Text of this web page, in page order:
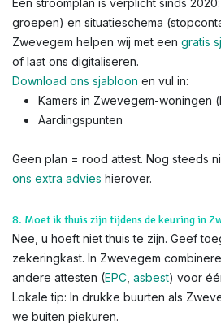
Een stroomplan is verplicht sinds
groepen) en situatieschema
Zwevegem helpen wij met een gratis
of laat ons digitaliseren.
Download ons sjabloon en vul in:
Kamers in Zwevegem-woningen
Aardingspunten
Geen plan = rood attest. Nog steeds
ons extra advies hierover.
8. Moet ik thuis zijn tijdens de keuring in
Nee, u hoeft niet thuis te zijn. Geef
zekeringkast. In Zwevegem
andere attesten (EPC asbest) voor
Lokale tip: In drukke buurten als
we buiten piekuren.